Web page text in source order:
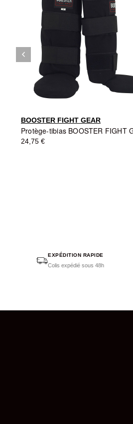
BOOSTER FIGHT GEAR
24,75 €
Précédent
keyboard_arrow_left
EXPÉDITION RAPIDE
Colis expédié sous 48h